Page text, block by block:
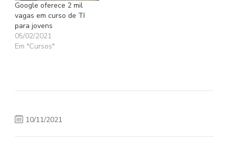
Google oferece 2 mil
vagas em curso de TI
para jovens
05/02/2021
Em "Cursos"
10/11/2021